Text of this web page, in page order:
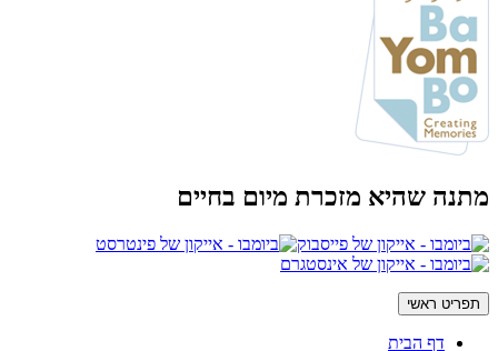
מתנה שהיא מזכרת מיום בחיים
תפריט ראשי
דף הבית